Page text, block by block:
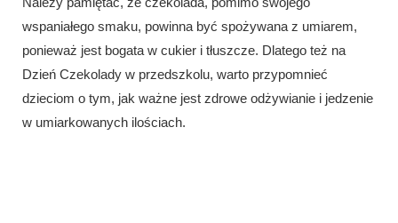
wspaniałego smaku, powinna być spożywana z umiarem,
ponieważ jest bogata w cukier i tłuszcze. Dlatego też na
Dzień Czekolady w przedszkolu, warto przypomnieć
dzieciom o tym, jak ważne jest zdrowe odżywianie i jedzenie
w umiarkowanych ilościach.